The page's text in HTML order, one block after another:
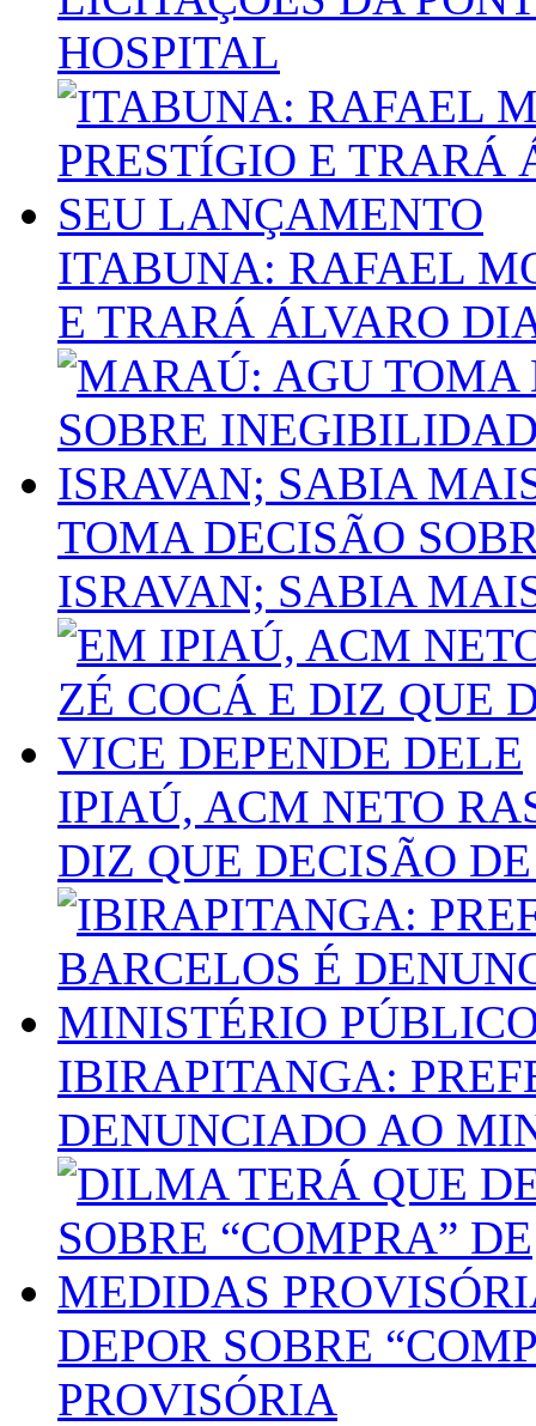
HOSPITAL
ITABUNA: RAFAEL
E TRARÁ ÁLVARO
TOMA DECISÃO
ISRAVAN; SABIA
IPIAÚ, ACM NETO
DIZ QUE DECISÃO
IBIRAPITANGA:
DENUNCIADO AO
DEPOR SOBRE
PROVISÓRIA